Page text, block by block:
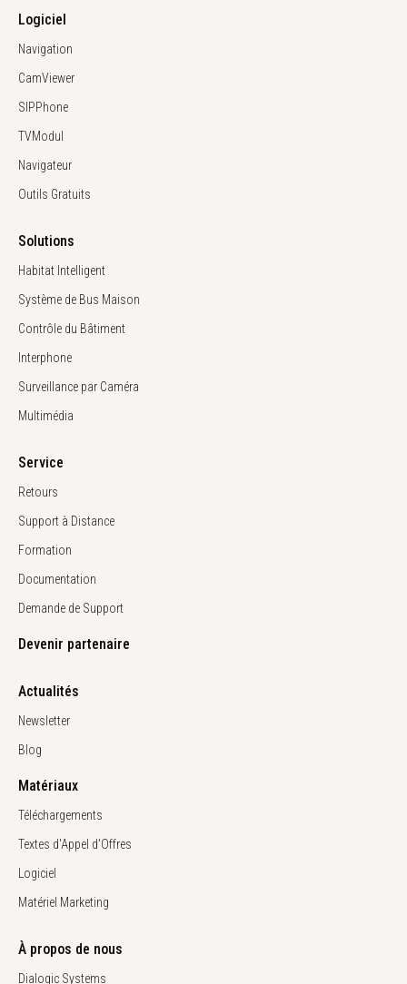
Logiciel
Navigation
CamViewer
SIPPhone
TVModul
Navigateur
Outils Gratuits
Solutions
Habitat Intelligent
Système de Bus Maison
Contrôle du Bâtiment
Interphone
Surveillance par Caméra
Multimédia
Service
Retours
Support à Distance
Formation
Documentation
Demande de Support
Devenir partenaire
Actualités
Newsletter
Blog
Matériaux
Téléchargements
Textes d'Appel d'Offres
Logiciel
Matériel Marketing
À propos de nous
Dialogic Systems